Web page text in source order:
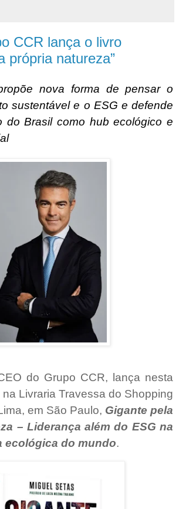
CCR lança o livro
própria natureza”
nova forma de pensar o
sustentável e o ESG e defende
do Brasil como hub ecológico e
do Grupo CCR, lança nesta
Livraria Travessa do Shopping
em São Paulo, Gigante pela
– Liderança além do ESG na
ecológica do mundo.